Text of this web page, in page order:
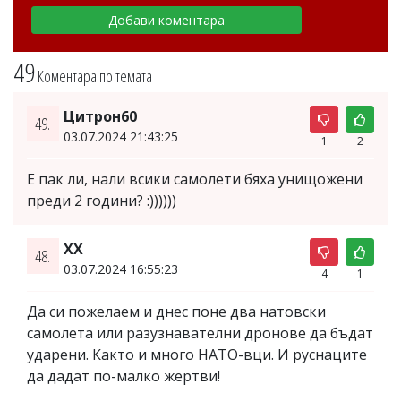
49Коментара по темата
49. Цитрон60
03.07.2024 21:43:25 1 2
Е пак ли, нали всики самолети бяха унищожени
преди 2 години? :))))))
48. XX
03.07.2024 16:55:23 4 1
Да си пожелаем и днес поне два натовски
самолета или разузнавателни дронове да бъдат
ударени. Както и много НАТО-вци. И руснаците
да дадат по-малко жертви!